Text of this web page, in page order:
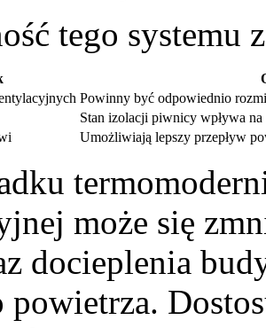
tego
Powinny być odpowiednio
Stan izolacji piwnicy wpływa na
Umożliwiają lepszy przepływ
może się
docieplenia
powietrza.